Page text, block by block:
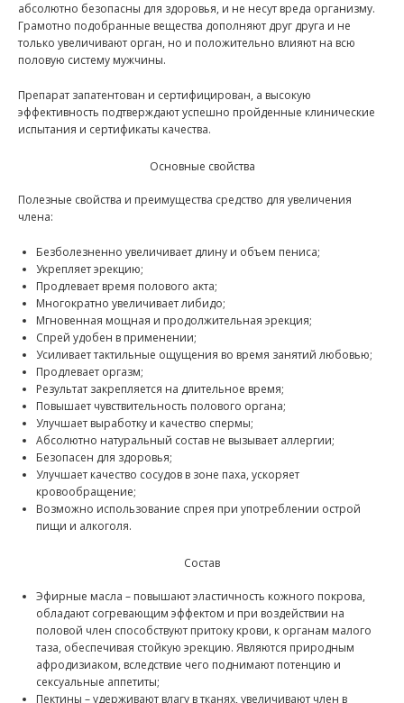
абсолютно безопасны для здоровья, и не несут вреда организму.
Грамотно подобранные вещества дополняют друг друга и не
только увеличивают орган, но и положительно влияют на всю
половую систему мужчины.
Препарат запатентован и сертифицирован, а высокую
эффективность подтверждают успешно пройденные клинические
испытания и сертификаты качества.
Основные свойства
Полезные свойства и преимущества средство для увеличения
члена:
Безболезненно увеличивает длину и объем пениса;
Укрепляет эрекцию;
Продлевает время полового акта;
Многократно увеличивает либидо;
Мгновенная мощная и продолжительная эрекция;
Спрей удобен в применении;
Усиливает тактильные ощущения во время занятий любовью;
Продлевает оргазм;
Результат закрепляется на длительное время;
Повышает чувствительность полового органа;
Улучшает выработку и качество спермы;
Абсолютно натуральный состав не вызывает аллергии;
Безопасен для здоровья;
Улучшает качество сосудов в зоне паха, ускоряет
кровообращение;
Возможно использование спрея при употреблении острой
пищи и алкоголя.
Состав
Эфирные масла – повышают эластичность кожного покрова,
обладают согревающим эффектом и при воздействии на
половой член способствуют притоку крови, к органам малого
таза, обеспечивая стойкую эрекцию. Являются природным
афродизиаком, вследствие чего поднимают потенцию и
сексуальные аппетиты;
Пектины – удерживают влагу в тканях, увеличивают член в